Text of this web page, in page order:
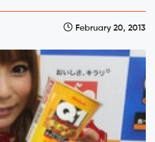
February 20, 2013